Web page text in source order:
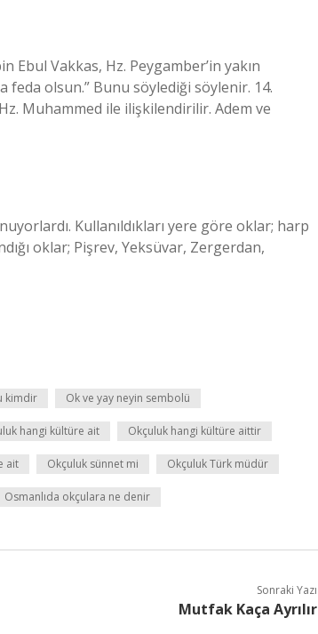
Ebul Vakkas, Hz. Peygamber’in yakın
feda olsun.” Bunu söylediği söylenir. 14.
Muhammed ile ilişkilendirilir. Adem ve
Kullanıldıkları yere göre oklar; harp
oklar; Pişrev, Yeksüvar, Zergerdan,
kimdir Ok ve yay neyin sembolü
hangi kültüre ait Okçuluk hangi kültüre aittir
ait Okçuluk sünnet mi Okçuluk Türk müdür
Osmanlıda okçulara ne denir
Sonraki Yazı
Mutfak Kaça Ayrılır